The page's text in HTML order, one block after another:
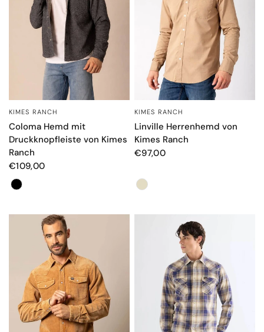
SCHNELLANSICHT
KIMES RANCH
Coloma Hemd mit
Druckknopfleiste von Kimes
Ranch
€109,00
Farbe
SCHNELLANSICHT
KIMES RANCH
Linville Herrenhemd von
Kimes Ranch
€97,00
Farbe